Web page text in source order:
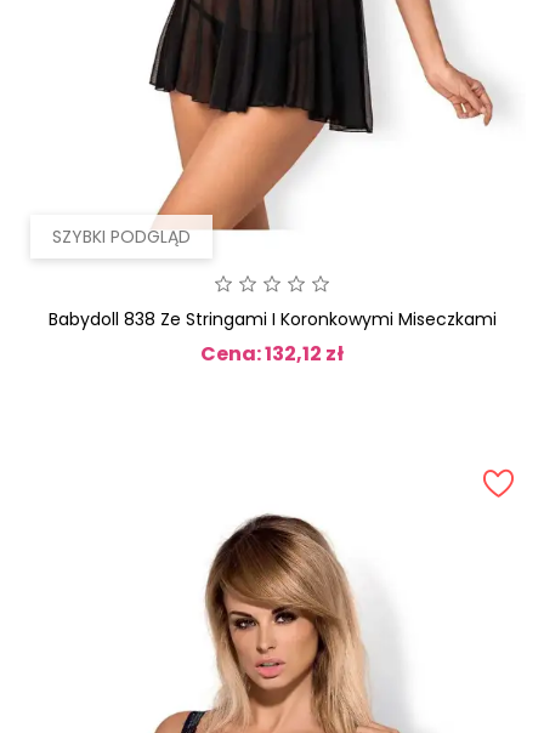
SZYBKI PODGLĄD
Babydoll 838 Ze Stringami I Koronkowymi Miseczkami
Cena: 132,12 zł